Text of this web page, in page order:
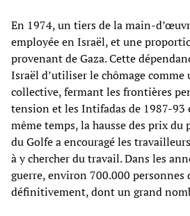
En 1974, un tiers de la main-
employée en Israël, et une
provenant de Gaza. Cette
Israël d’utiliser le chômage
collective, fermant les frontières
tension et les Intifadas de 1987-93
même temps, la hausse des prix du
du Golfe a encouragé les
à y chercher du travail. Dans les
guerre, environ 700.000
définitivement, dont un grand